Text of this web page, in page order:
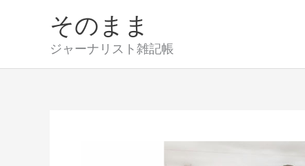
そのまま
ジャーナリスト雑記帳